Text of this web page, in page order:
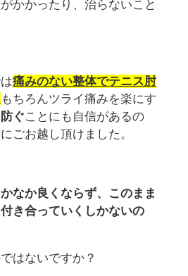
かかったり、治らないこと
痛みのない整体でテニス肘
もちろんツライ痛みを楽にす
ぐことにも自信があるの
ごお越し頂けました。
なか良くならず、このまま
き合っていくしかないの
はないですか？